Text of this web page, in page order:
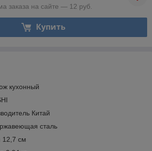
заказа на сайте — 12 руб.
Купить
кухонный
Китай
сталь
12,7 см